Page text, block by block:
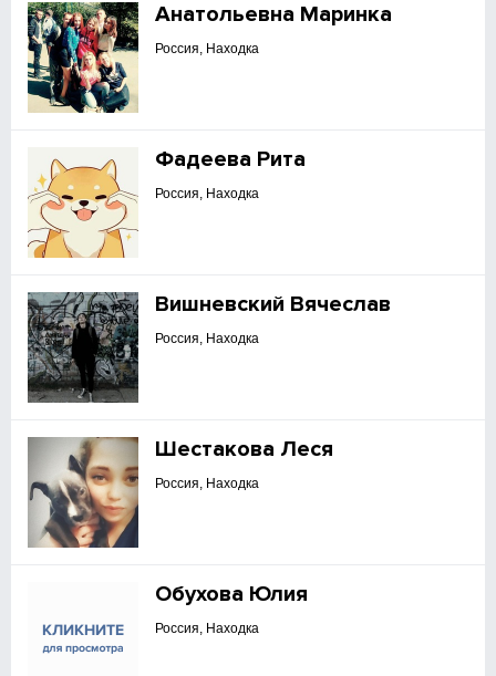
Анатольевна Маринка
Россия, Находка
Фадеева Рита
Россия, Находка
Вишневский Вячеслав
Россия, Находка
Шестакова Леся
Россия, Находка
Обухова Юлия
Россия, Находка